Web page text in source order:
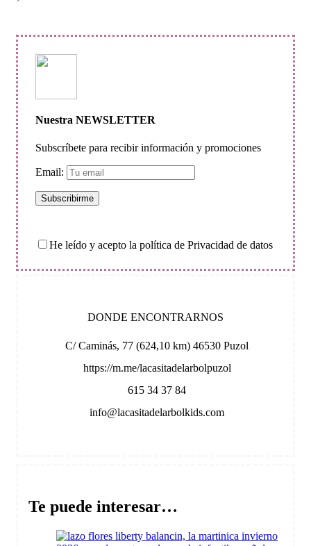
Nuestra NEWSLETTER
Subscríbete para recibir información y promociones
Email:
He leído y acepto la política de Privacidad de datos
DONDE ENCONTRARNOS
C/ Caminás, 77 (624,10 km) 46530 Puzol
https://m.me/lacasitadelarbolpuzol
615 34 37 84
info@lacasitadelarbolkids.com
Te puede interesar…